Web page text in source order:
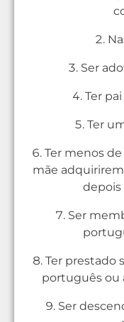
Ser
Ter
Ter
Ter menos de
mãe
depois
Ser
Ter prestado
português ou
Ser